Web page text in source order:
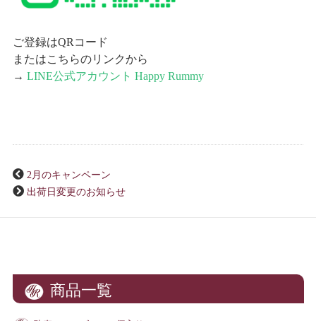
ご登録はQRコード
またはこちらのリンクから
→ LINE公式アカウント Happy Rummy
2月のキャンペーン
出荷日変更のお知らせ
商品一覧